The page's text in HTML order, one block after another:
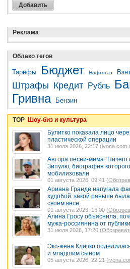
Реклама
Облако тегов
Тарифы Бюджет Нафтогаз
Штрафы Кредит Рубль
Гривна Бензин
TOP Шоу-биз и культура
Булитко показала лицо
пластической операции
31 июля 2026, 22:17 (
Автора песни-мема "Ничего
Зипулю, биография
мобилизовали
01 августа 2026, 09:41 (
Ариана Гранде напугала
худобой: какой раньше была
своем весе
01 августа 2026, 16:00 (
Алина Гросу объяснила,
мужа-россиянина от публики
31 июля 2026, 17:20 (
Экс-жена Кличко
и младшим сыном
05 августа 2026, 22:21 (